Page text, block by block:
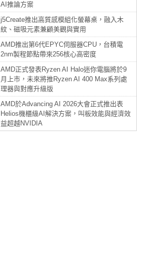
AI推論方案
j5Create推出高質感模組化螢幕桌，融入木
紋、磁吸元素兼顧美觀與實用
AMD推出第6代EPYC伺服器CPU，台積電
2nm製程節點帶來256核心高密度
AMD正式發表Ryzen AI Halo迷你電腦將於9
月上市，未來將推Ryzen AI 400 Max系列處
理器與對應升級版
AMD於Advancing AI 2026大會正式推出表
Helios機櫃級AI解決方案，叫板效能與經濟效
益超越NVIDIA